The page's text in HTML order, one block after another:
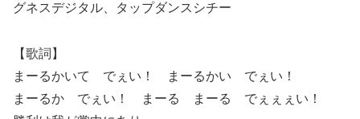
グネスデジタル、タップダンスシチー
【歌詞】
まーるかいて でぇい！ まーるかい でぇい！
まーるか でぇい！ まーる まーる でぇぇぇい！